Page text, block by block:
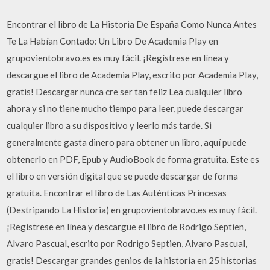
Encontrar el libro de La Historia De España Como Nunca Antes
Te La Habían Contado: Un Libro De Academia Play en
grupovientobravo.es es muy fácil. ¡Regístrese en línea y
descargue el libro de Academia Play, escrito por Academia Play,
gratis! Descargar nunca cre ser tan feliz Lea cualquier libro
ahora y si no tiene mucho tiempo para leer, puede descargar
cualquier libro a su dispositivo y leerlo más tarde. Si
generalmente gasta dinero para obtener un libro, aquí puede
obtenerlo en PDF, Epub y AudioBook de forma gratuita. Este es
el libro en versión digital que se puede descargar de forma
gratuita. Encontrar el libro de Las Auténticas Princesas
(Destripando La Historia) en grupovientobravo.es es muy fácil.
¡Regístrese en línea y descargue el libro de Rodrigo Septien,
Alvaro Pascual, escrito por Rodrigo Septien, Alvaro Pascual,
gratis! Descargar grandes genios de la historia en 25 historias